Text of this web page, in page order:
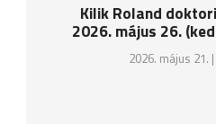
Kilik Roland
2026. május 26.
2026. május 21. |